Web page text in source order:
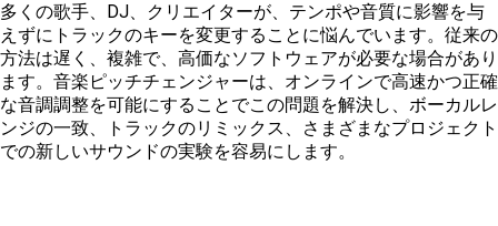
多くの歌手、DJ、クリエイターが、テンポや音質に影響を与
えずにトラックのキーを変更することに悩んでいます。従来の
方法は遅く、複雑で、高価なソフトウェアが必要な場合があり
ます。音楽ピッチチェンジャーは、オンラインで高速かつ正確
な音調調整を可能にすることでこの問題を解決し、ボーカルレ
ンジの一致、トラックのリミックス、さまざまなプロジェクト
での新しいサウンドの実験を容易にします。